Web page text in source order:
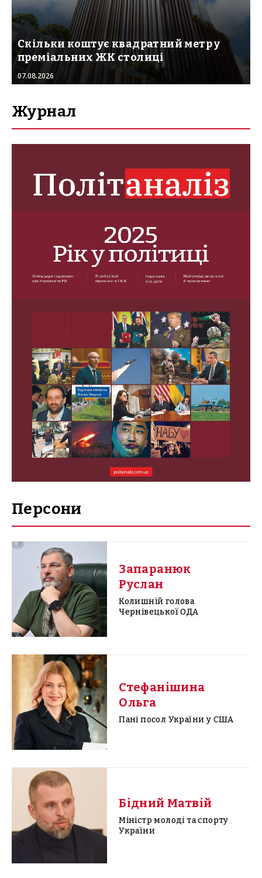
Скільки коштує квадратний метр у
преміальних ЖК столиці
07.08.2026
Журнал
Персони
Запаранюк
Руслан
Колишній голова
Чернівецької ОДА
Стефанішина
Ольга
Пані посол України у США
Бідний Матвій
Міністр молоді та спорту
України